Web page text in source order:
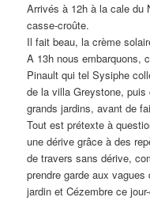
Arrivés à 12h à la cale du
casse-croûte.
Il fait beau, la crème
A 13h nous embarquons,
Pinault qui tel Sysiphe
de la villa Greystone, puis
grands jardins, avant de
Tout est prétexte à
une dérive grâce à des
de travers sans dérive,
prendre garde aux
jardin et Cézembre ce